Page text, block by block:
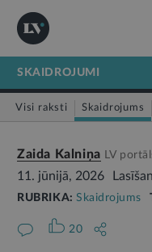
SKAIDROJUMI
Visi raksti Skaidrojums
Zaida Kalniņa LV
11. jūnijā, 2026
RUBRIKA:Skaidrojums
20